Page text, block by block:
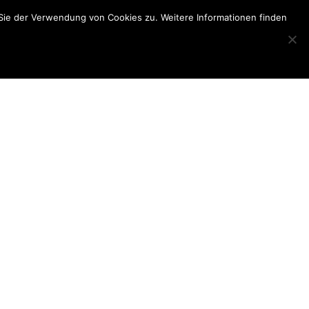
der Verwendung von Cookies zu. Weitere Informationen finden